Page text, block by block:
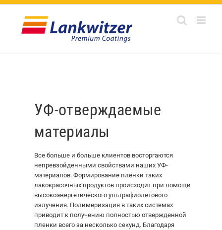
Skip
УФ-отверждаемые
материалы
Все больше и больше клиентов восторгаются
непревзойденными свойствами наших УФ-
материалов. Формирование пленки таких
лакокрасочных продуктов происходит при помощи
высокоэнергетического ультрафиолетового
излучения. Полимеризация в таких системах
приводит к получению полностью отвержденной
пленки всего за несколько секунд. Благодаря